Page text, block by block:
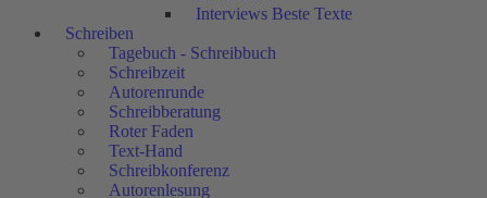
Interviews Beste Texte
Schreiben
Tagebuch - Schreibbuch
Schreibzeit
Autorenrunde
Schreibberatung
Roter Faden
Text-Hand
Schreibkonferenz
Autorenlesung